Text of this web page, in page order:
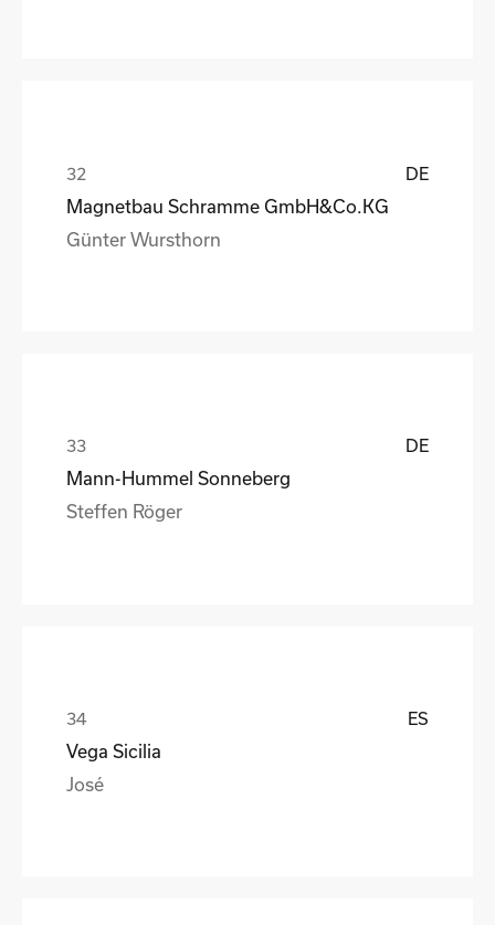
DE
Magnetbau Schramme GmbH&Co.KG
Günter Wursthorn
DE
Mann-Hummel Sonneberg
Steffen Röger
ES
Vega Sicilia
José